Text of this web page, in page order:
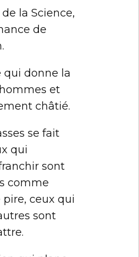
la Science,
de
qui donne la
et
châtié.
se fait
qui
sont
comme
ceux qui
sont